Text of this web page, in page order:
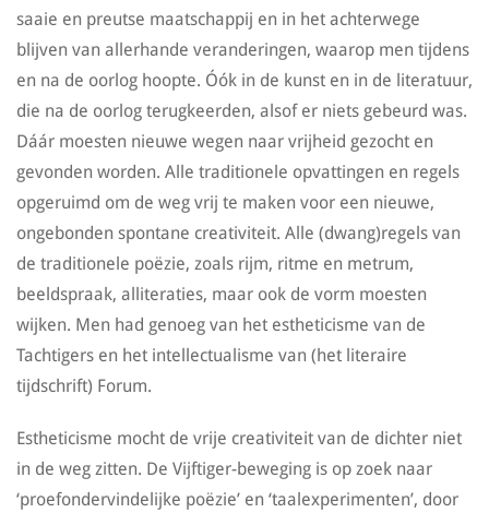
saaie en preutse maatschappij en in het achterwege
blijven van allerhande veranderingen, waarop men tijdens
en na de oorlog hoopte. Óók in de kunst en in de literatuur,
die na de oorlog terugkeerden, alsof er niets gebeurd was.
Dáár moesten nieuwe wegen naar vrijheid gezocht en
gevonden worden. Alle traditionele opvattingen en regels
opgeruimd om de weg vrij te maken voor een nieuwe,
ongebonden spontane creativiteit. Alle (dwang)regels van
de traditionele poëzie, zoals rijm, ritme en metrum,
beeldspraak, alliteraties, maar ook de vorm moesten
wijken. Men had genoeg van het estheticisme van de
Tachtigers en het intellectualisme van (het literaire
tijdschrift) Forum.
Estheticisme mocht de vrije creativiteit van de dichter niet
in de weg zitten. De Vijftiger-beweging is op zoek naar
‘proefondervindelijke poëzie’ en ‘taalexperimenten’, door